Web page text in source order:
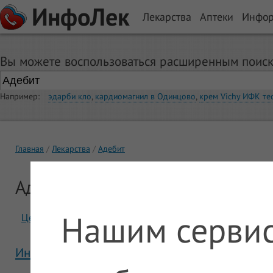
ИнфоЛек Лекарства Аптеки
Вы можете воспользоваться расширенным
Например: эдарби кло, кардиомагнил в Одинцово, крем Vichy ИФК
Главная Лекарства Адебит
Адебит
Цены Отзывы
Инструкция Адебит
Нашим